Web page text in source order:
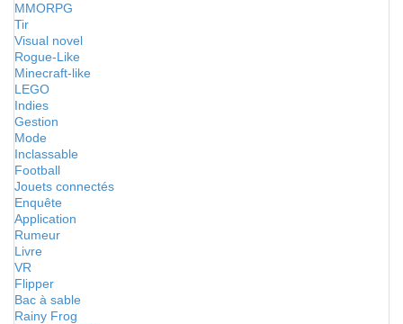
MMORPG
Tir
Visual novel
Rogue-Like
Minecraft-like
LEGO
Indies
Gestion
Mode
Inclassable
Football
Jouets connectés
Enquête
Application
Rumeur
Livre
VR
Flipper
Bac à sable
Rainy Frog